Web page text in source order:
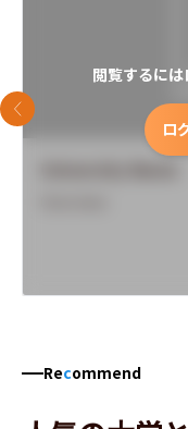
閲覧するには
ロ
前のスライド
Recommend